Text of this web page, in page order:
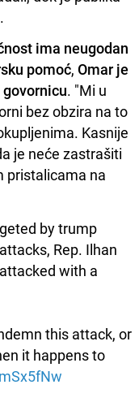
ima neugodan
pomoć, Omar je
. "Mi u
bez obzira na to
Kasnije
je neće zastrašiti
pristalicama na
by trump
Rep. Ilhan
with a
this attack, or
it happens to